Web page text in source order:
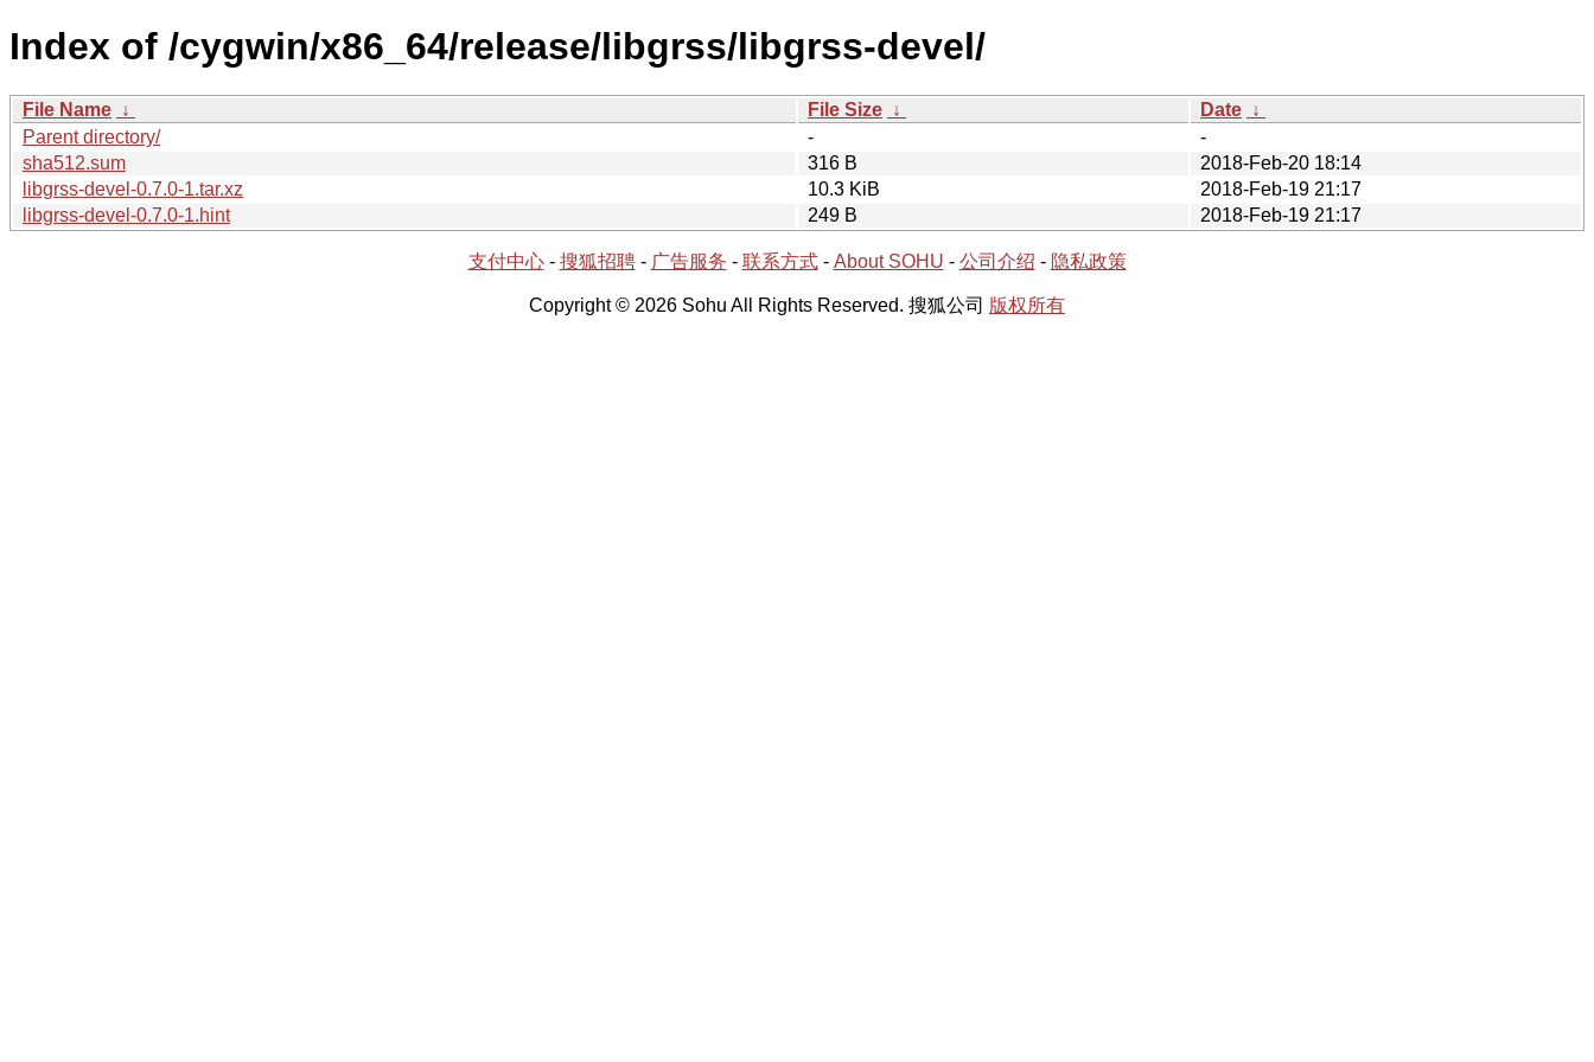
Index of /cygwin/x86_64/release/libgrss/libgrss-devel/
File Name ↓ File Size ↓ Date ↓
Parent directory/
-
-
sha512.sum
316 B
2018-Feb-20 18:14
libgrss-devel-0.7.0-1.tar.xz
10.3 KiB
2018-Feb-19 21:17
libgrss-devel-0.7.0-1.hint
249 B 2018-Feb-19 21:17
支付中心- 搜狐招聘- 广告服务 - 联系方式- About SOHU - 公司介绍 - 隐私政策
Copyright © 2026 Sohu All Rights Reserved. 搜狐公司 版权所有